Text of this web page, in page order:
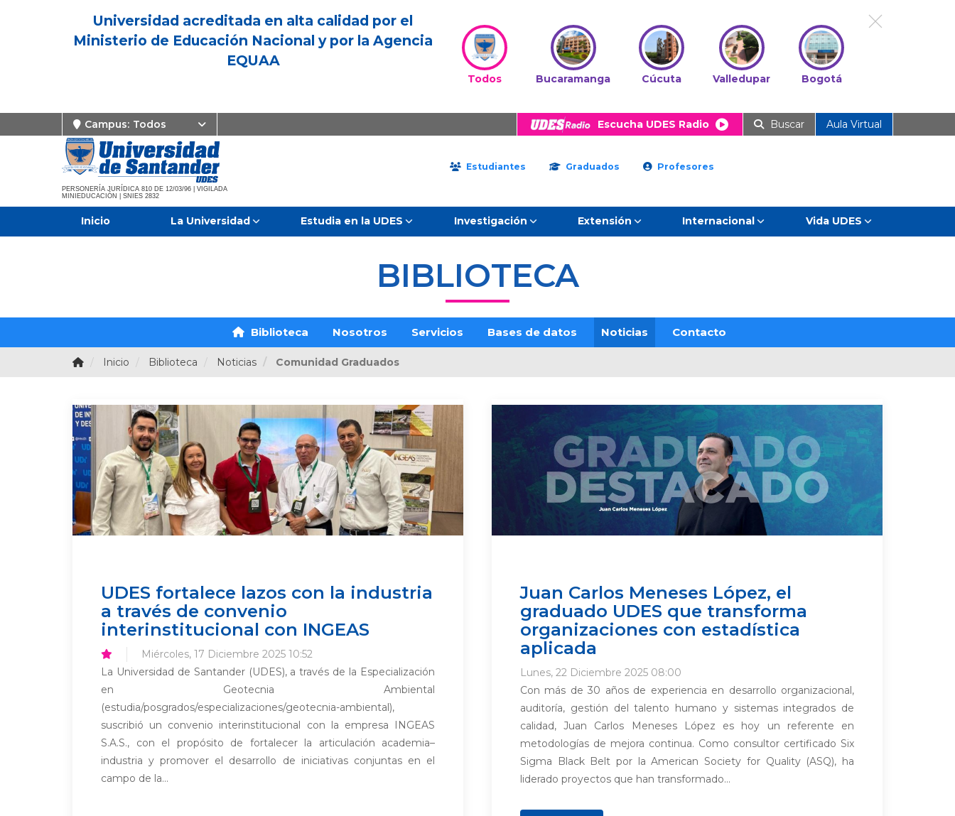
Universidad acreditada en alta calidad por el
Ministerio de Educación Nacional y por la Agencia
EQUAA
Todos Bucaramanga Cúcuta Valledupar Bogotá
Campus: Todos Escucha UDES Radio Buscar Aula Virtual
PERSONERÍA JURÍDICA 810 DE 12/03/96 | VIGILADA
MINIEDUCACIÓN | SNIES 2832
Estudiantes Graduados Profesores
Inicio La Universidad Estudia en la UDES Investigación Extensión Internacional Vida UDES
BIBLIOTECA
Biblioteca Nosotros Servicios Bases de datos Noticias Contacto
Inicio Biblioteca Noticias Comunidad Graduados
UDES fortalece lazos con la industria
a través de convenio
interinstitucional con INGEAS
Miércoles, 17 Diciembre 2025 10:52
La Universidad de Santander (UDES), a través de la Especialización
en Geotecnia Ambiental
(estudia/posgrados/especializaciones/geotecnia-ambiental),
suscribió un convenio interinstitucional con la empresa INGEAS
S.A.S., con el propósito de fortalecer la articulación academia–
industria y promover el desarrollo de iniciativas conjuntas en el
campo de la...
Juan Carlos Meneses López, el
graduado UDES que transforma
organizaciones con estadística
aplicada
Lunes, 22 Diciembre 2025 08:00
Con más de 30 años de experiencia en desarrollo organizacional,
auditoría, gestión del talento humano y sistemas integrados de
calidad, Juan Carlos Meneses López es hoy un referente en
metodologías de mejora continua. Como consultor certificado Six
Sigma Black Belt por la American Society for Quality (ASQ), ha
liderado proyectos que han transformado...